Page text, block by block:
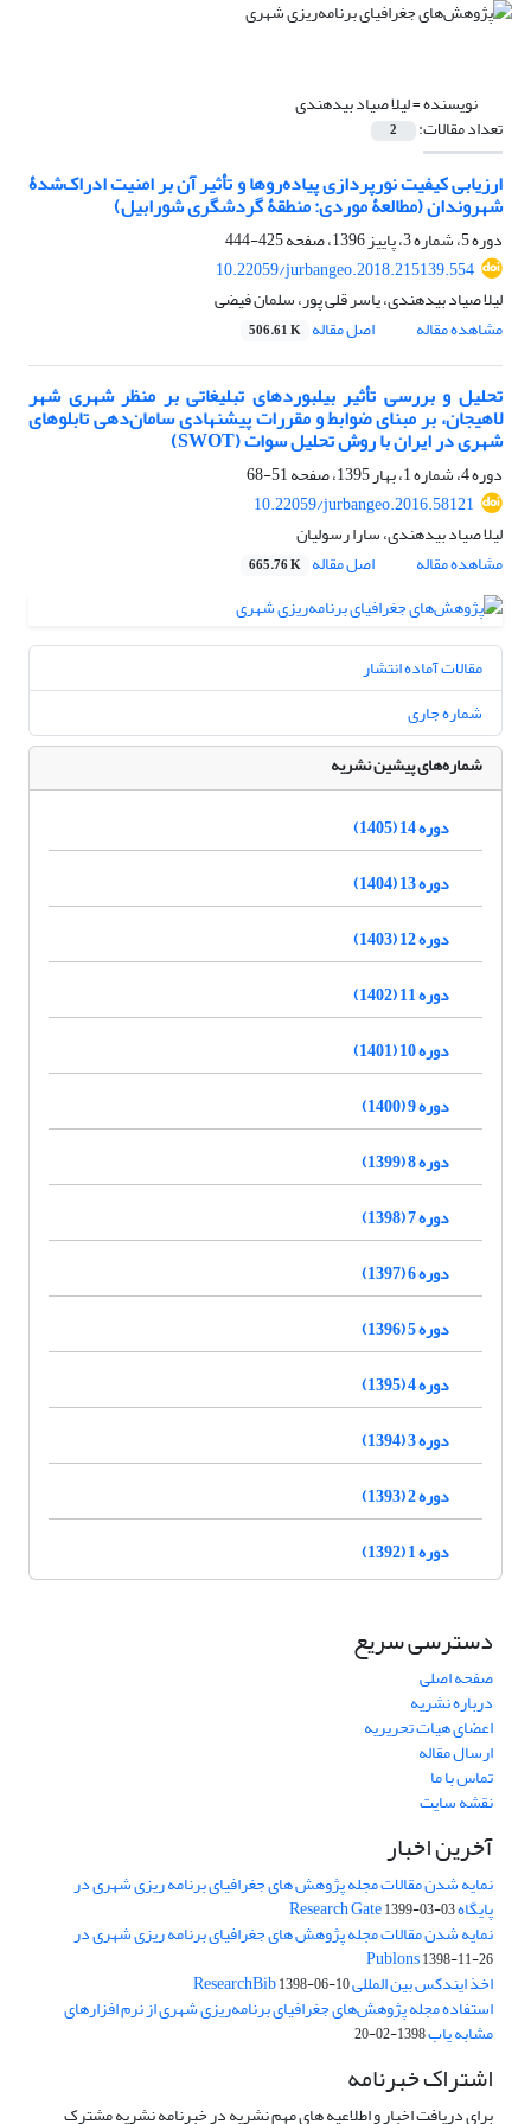
نویسنده =لیلا صیاد بیدهندی
تعداد مقالات: 2
ارزیابی کیفیت نورپردازی پیاده‌روها و تأثیر آن بر امنیت ادراک‌شدۀ
شهروندان (مطالعۀ موردی: منطقۀ گردشگری شورابیل)
دوره 5، شماره 3، پاییز 1396، صفحه
425-444
10.22059/jurbangeo.2018.215139.554
لیلا صیاد بیدهندی، یاسر قلی پور، سلمان فیضی
مشاهده مقاله
اصل مقاله 506.61 K
تحلیل و بررسی تأثیر بیلبوردهای تبلیغاتی بر منظر شهری شهر
لاهیجان، بر مبنای ضوابط و مقررات پیشنهادی سامان‌دهی تابلوهای
شهری در ایران با روش تحلیل سوات (SWOT)
دوره 4، شماره 1، بهار 1395، صفحه
51-68
10.22059/jurbangeo.2016.58121
لیلا صیاد بیدهندی، سارا رسولیان
مشاهده مقاله
اصل مقاله 665.76 K
مقالات آماده انتشار
شماره جاری
شماره‌های پیشین نشریه
دوره 14 (1405)
دوره 13 (1404)
دوره 12 (1403)
دوره 11 (1402)
دوره 10 (1401)
دوره 9 (1400)
دوره 8 (1399)
دوره 7 (1398)
دوره 6 (1397)
دوره 5 (1396)
دوره 4 (1395)
دوره 3 (1394)
دوره 2 (1393)
دوره 1 (1392)
دسترسی سریع
صفحه اصلی
درباره نشریه
اعضای هیات تحریریه
ارسال مقاله
تماس با ما
نقشه سایت
آخرین اخبار
نمایه شدن مقالات مجله پژوهش های جغرافیای برنامه ریزی شهری در
پایگاه Research Gate1399-03-03
نمایه شدن مقالات مجله پژوهش های جغرافیای برنامه ریزی شهری در
Publons1398-11-26
اخذ ایندکس بین المللی ResearchBib1398-06-10
استفاده مجله پژوهش‌های جغرافیای برنامه‌ریزی شهری از نرم افزارهای
مشابه یاب1398-02-20
اشتراک خبرنامه
برای دریافت اخبار و اطلاعیه های مهم نشریه در خبرنامه نشریه مشترک